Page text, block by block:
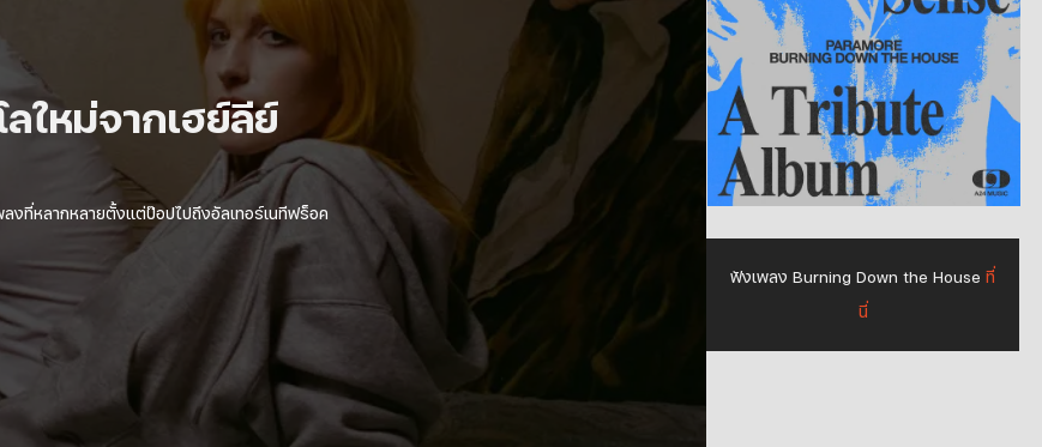
ของ Zac Farro กับการออกจาก
ฟังเพลง Burning Down the Houseที่
นี่